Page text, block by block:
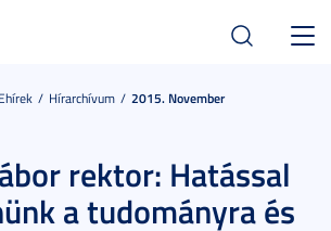
Hírarchívum 2015. November
rektor: Hatással
a tudományra és